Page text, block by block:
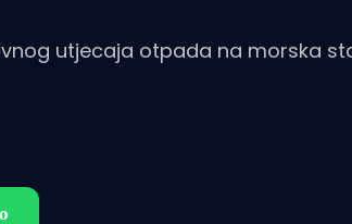
utjecaja otpada na morska